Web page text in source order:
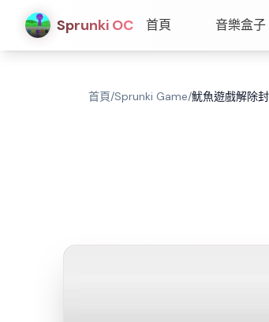
Sprunki OC 首頁 音樂盒子
首頁/Sprunki Game/魷魚遊戲解除